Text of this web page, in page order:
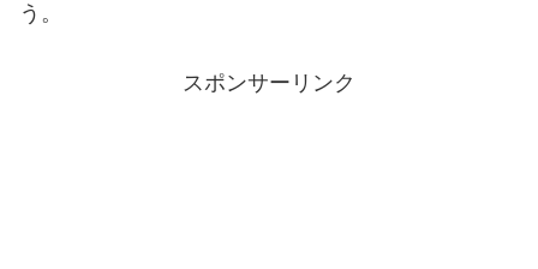
う。
スポンサーリンク